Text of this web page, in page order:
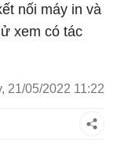
nối máy in và
xem có tác
21/05/2022 11:22